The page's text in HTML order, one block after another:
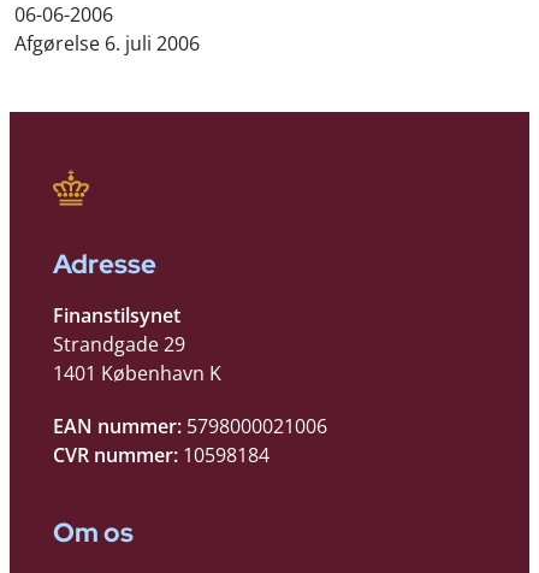
06-06-2006
Afgørelse 6. juli 2006
Adresse
Finanstilsynet
Strandgade 29
1401 København K
EAN nummer: 5798000021006
CVR nummer: 10598184
Om os